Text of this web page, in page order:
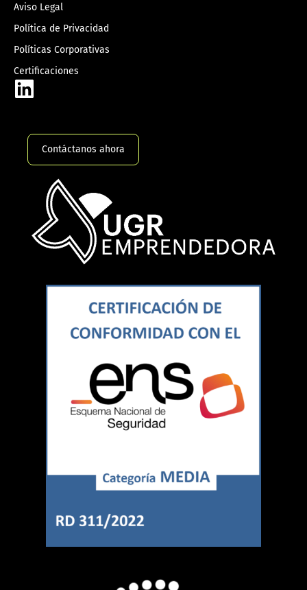
Aviso Legal
Política de Privacidad
Políticas Corporativas
Certificaciones
Contáctanos ahora